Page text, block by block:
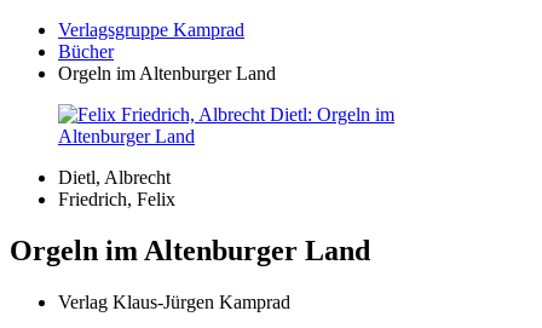
Verlagsgruppe Kamprad
Bücher
Orgeln im Altenburger Land
Dietl, Albrecht
Friedrich, Felix
Orgeln im Altenburger Land
Verlag Klaus-Jürgen Kamprad